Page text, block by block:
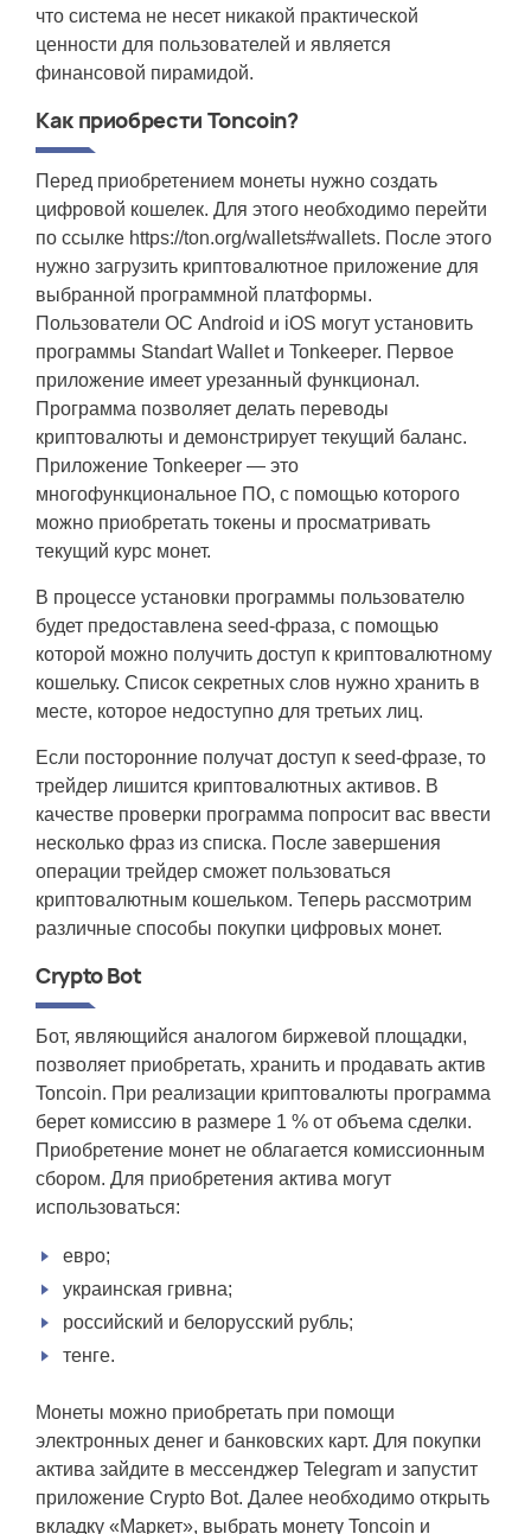
что система не несет никакой практической
ценности для пользователей и является
финансовой пирамидой.
Как приобрести Toncoin?
Перед приобретением монеты нужно создать
цифровой кошелек. Для этого необходимо перейти
по ссылке https://ton.org/wallets#wallets. После этого
нужно загрузить криптовалютное приложение для
выбранной программной платформы.
Пользователи ОС Android и iOS могут установить
программы Standart Wallet и Tonkeeper. Первое
приложение имеет урезанный функционал.
Программа позволяет делать переводы
криптовалюты и демонстрирует текущий баланс.
Приложение Tonkeeper — это
многофункциональное ПО, с помощью которого
можно приобретать токены и просматривать
текущий курс монет.
В процессе установки программы пользователю
будет предоставлена seed-фраза, с помощью
которой можно получить доступ к криптовалютному
кошельку. Список секретных слов нужно хранить в
месте, которое недоступно для третьих лиц.
Если посторонние получат доступ к seed-фразе, то
трейдер лишится криптовалютных активов. В
качестве проверки программа попросит вас ввести
несколько фраз из списка. После завершения
операции трейдер сможет пользоваться
криптовалютным кошельком. Теперь рассмотрим
различные способы покупки цифровых монет.
Crypto Bot
Бот, являющийся аналогом биржевой площадки,
позволяет приобретать, хранить и продавать актив
Toncoin. При реализации криптовалюты программа
берет комиссию в размере 1 % от объема сделки.
Приобретение монет не облагается комиссионным
сбором. Для приобретения актива могут
использоваться:
евро;
украинская гривна;
российский и белорусский рубль;
тенге.
Монеты можно приобретать при помощи
электронных денег и банковских карт. Для покупки
актива зайдите в мессенджер Telegram и запустит
приложение Crypto Bot. Далее необходимо открыть
вкладку «Маркет», выбрать монету Toncoin и